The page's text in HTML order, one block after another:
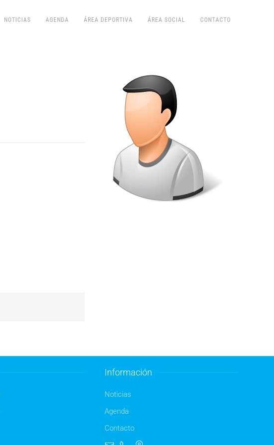
NOTICIAS AGENDA ÁREA DEPORTIVA ÁREA SOCIAL CONTACTO
Información
Noticias
Agenda
Contacto